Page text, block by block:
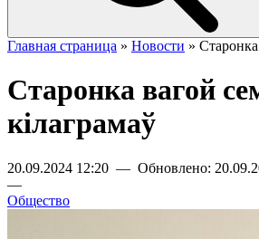
Главная страница » Новости »
Старонка вагой
кілаграмаў
20.09.2024 12:20 — Обновлено:
—
Общество